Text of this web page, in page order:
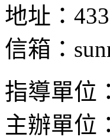
地址：
信箱：
指導單位
主辦單位